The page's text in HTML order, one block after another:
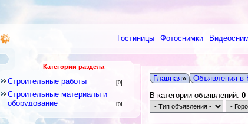
Гостиницы Фотоснимки
Категории раздела
Строительные работы [0]
Строительные материалы и
оборудование
[0]
Столярные изделия [0]
Главная» Объявления в
В категории объявлений: 0